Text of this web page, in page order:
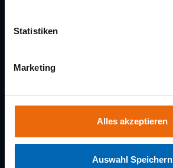
Statistiken
Marketing
Alles akzeptieren
Auswahl Speichern
Mo. bis Do. 08:00–17:00 Uhr
Fr. 08:00–15:00 Uhr